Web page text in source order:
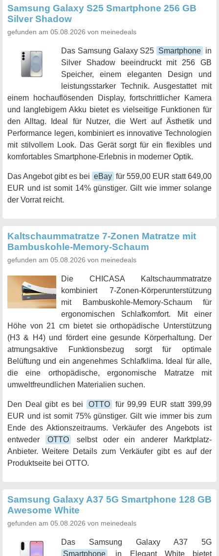
Samsung Galaxy S25 Smartphone 256 GB
Silver Shadow
gefunden am 05.08.2026 von meinedeals
Das Samsung Galaxy S25 Smartphone in
Silver Shadow beeindruckt mit 256 GB
Speicher, einem eleganten Design und
leistungsstarker Technik. Ausgestattet mit
einem hochauflösenden Display, fortschrittlicher Kamera
und langlebigem Akku bietet es vielseitige Funktionen für
den Alltag. Ideal für Nutzer, die Wert auf Ästhetik und
Performance legen, kombiniert es innovative Technologien
mit stilvollem Look. Das Gerät sorgt für ein flexibles und
komfortables Smartphone-Erlebnis in moderner Optik.
Das Angebot gibt es bei eBay für 559,00 EUR statt 649,00
EUR und ist somit 14% günstiger. Gilt wie immer solange
der Vorrat reicht.
Kaltschaummatratze 7-Zonen Matratze mit
Bambuskohle-Memory-Schaum
gefunden am 05.08.2026 von meinedeals
Die CHICASA Kaltschaummatratze
kombiniert 7-Zonen-Körperunterstützung
mit Bambuskohle-Memory-Schaum für
ergonomischen Schlafkomfort. Mit einer
Höhe von 21 cm bietet sie orthopädische Unterstützung
(H3 & H4) und fördert eine gesunde Körperhaltung. Der
atmungsaktive Funktionsbezug sorgt für optimale
Belüftung und ein angenehmes Schlafklima. Ideal für alle,
die eine orthopädische, ergonomische Matratze mit
umweltfreundlichen Materialien suchen.
Den Deal gibt es bei OTTO
für 99,99 EUR statt 399,99
EUR und ist somit 75% günstiger. Gilt wie immer bis zum
Ende des Aktionszeitraums. Verkäufer des Angebots ist
entweder
OTTO
selbst oder ein anderer Marktplatz-
Anbieter. Weitere Details zum Verkäufer gibt es auf der
Produktseite bei OTTO.
Samsung Galaxy A37 5G Smartphone 128 GB
Awesome White
gefunden am 05.08.2026 von meinedeals
Das Samsung Galaxy A37 5G
Smartphone
in Elegant White bietet